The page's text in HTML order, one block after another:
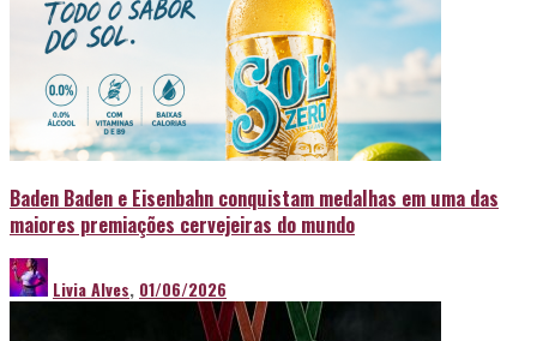
Baden Baden e Eisenbahn conquistam medalhas em uma das
maiores premiações cervejeiras do mundo
Livia Alves, 01/06/2026